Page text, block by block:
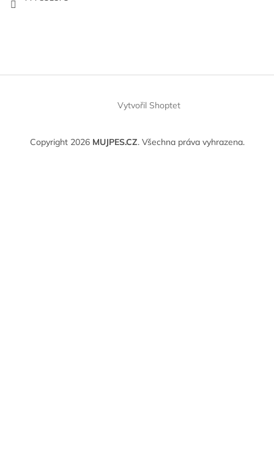
Vytvořil Shoptet
Copyright 2026 MUJPES.CZ. Všechna práva vyhrazena.